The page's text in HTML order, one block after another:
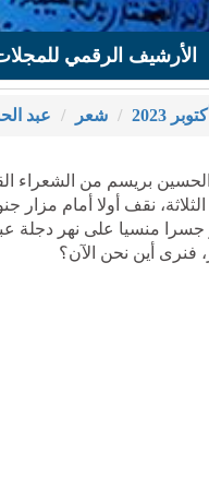
الأرشيف الرقمي
شعر عبد
بريسم من الشعراء
نقف أولا أمام
منسيا على نهر دجلة
فنرى أين نحن الآن؟